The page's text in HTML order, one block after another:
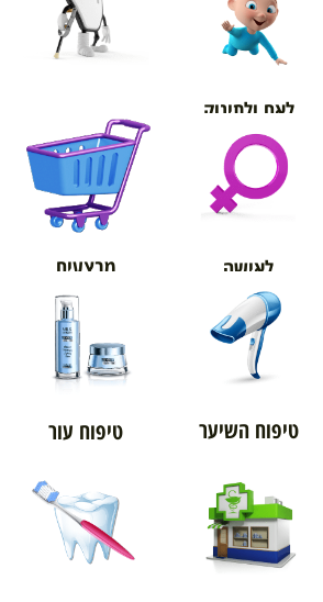
לאם ולתינוק
אורטופדיה
לאישה מבצעים
טיפוח השיער טיפוח עור